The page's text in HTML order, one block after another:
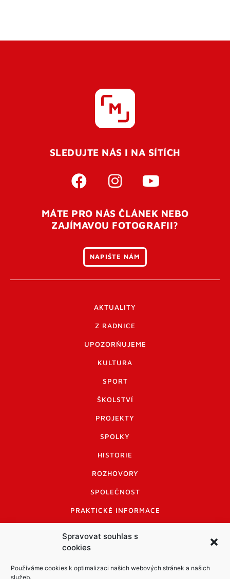
Spravovat souhlas s
cookies
Používáme cookies k optimalizaci našich webových stránek a našich
služeb.
Pro úspěšné dokončení registrace je potřeba
vaší e-mailovouadresu. Po úspěšném odeslání
otevření tohoto odkazu se váš účet ověří a můžete se
přihlásit. Nezapomeňte zkontrolovat složku SPAM ve
SLEDUJTE NÁS I NA SÍTÍCH
MÁTE PRO NÁS ČLÁNEK NEBO
ZAJÍMAVOU FOTOGRAFII?
NAPIŠTE NÁM
AKTUALITY
Z RADNICE
UPOZORŇUJEME
KULTURA
SPORT
ŠKOLSTVÍ
PROJEKTY
SPOLKY
HISTORIE
ROZHOVORY
SPOLEČNOST
PRAKTICKÉ INFORMACE
INFORMACE A KODEX DISKUTUJÍCÍCH
LOGO A LOGO MANUÁL